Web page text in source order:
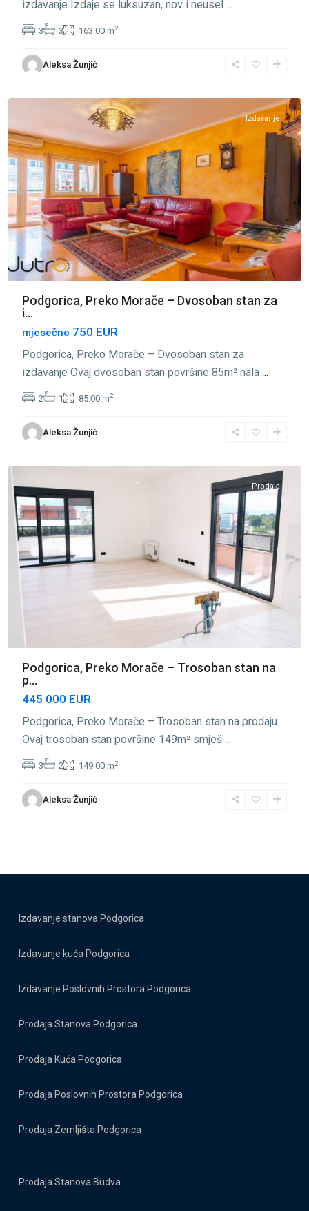
izdavanje Izdaje se luksuzan, nov i neusel ...
3 3 163.00 m2
Aleksa Žunjić
Preko
Morače,
Izdavanje
Podgorica, Preko Morače – Dvosoban stan za
i...
mjesečno 750 EUR
Podgorica, Preko Morače – Dvosoban stan za
izdavanje Ovaj dvosoban stan površine 85m² nala ...
2 1 85.00 m2
Aleksa Žunjić
Preko
Morače,
Prodaja
Podgorica, Preko Morače – Trosoban stan na
p...
445 000 EUR
Podgorica, Preko Morače – Trosoban stan na prodaju
Ovaj trosoban stan površine 149m² smješ ...
3 2 149.00 m2
Aleksa Žunjić
Izdavanje stanova Podgorica
Izdavanje kuća Podgorica
Izdavanje Poslovnih Prostora Podgorica
Prodaja Stanova Podgorica
Prodaja Kuća Podgorica
Prodaja Poslovnih Prostora Podgorica
Prodaja Zemljišta Podgorica
Prodaja Stanova Budva